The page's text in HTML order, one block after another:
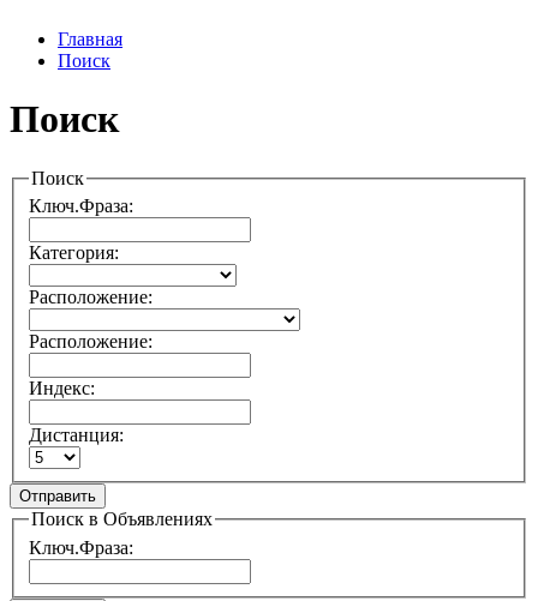
Главная
Поиск
Поиск
Поиск
Ключ.Фраза:
Категория:
Расположение:
Расположение:
Индекс:
Дистанция:
Отправить
Поиск в Объявлениях
Ключ.Фраза: